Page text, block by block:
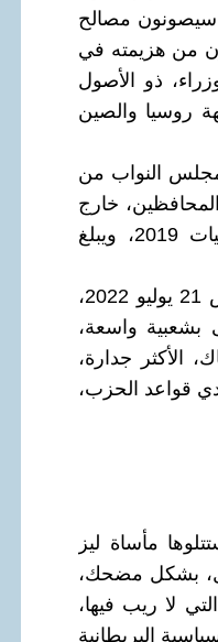
سيصونون مصالح
من هزيمته في
رئيس الوزراء، ذو الأصول
روسيا والصين
مجلس النواب من
خارج
مجلس النواب، الذين كان يبلغ عددهم 160 ألفًا، وفقًا لإحصائيات 2019، ويبلغ
الاستطلاعات الأولية بين أعضاء الحزب، التي جرت مساء الخميس 21 يوليو 2022،
بشعبية واسعة،
الأكثر جدارة،
قواعد الحزب،
مأساة ليز
بشكل مضحك،
لا ريب فيها،
البريطانية